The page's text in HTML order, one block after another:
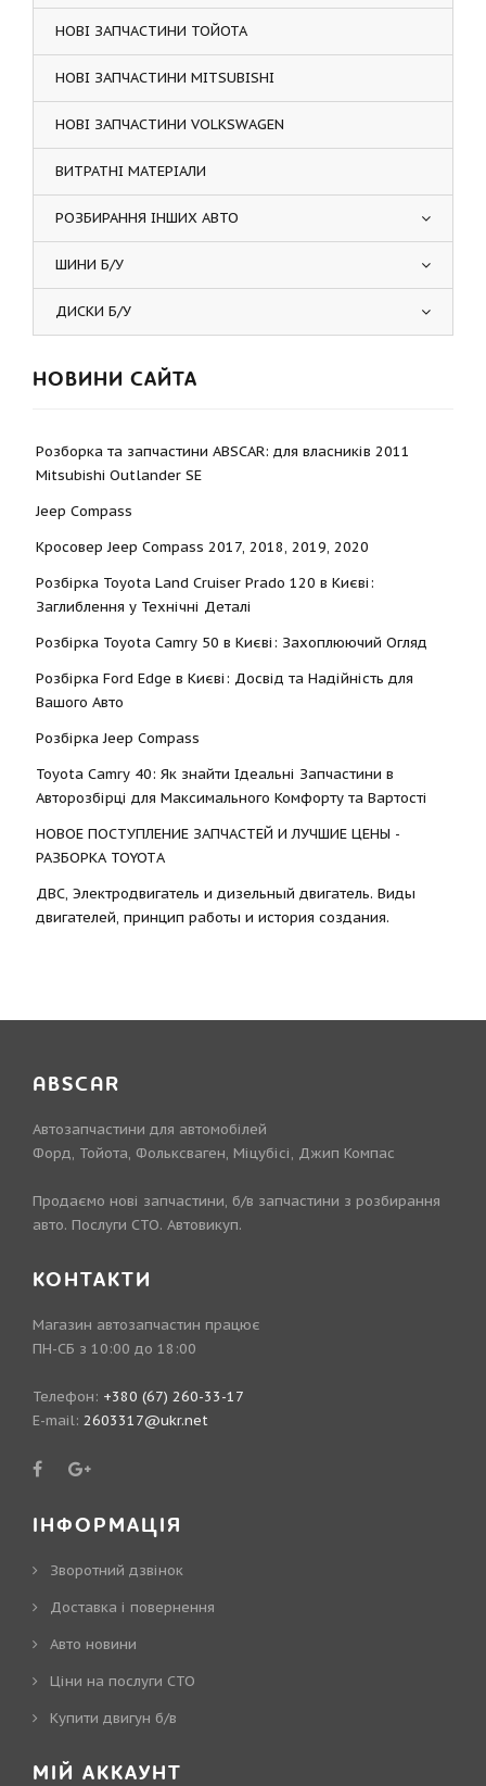
НОВІ ЗАПЧАСТИНИ ТОЙОТА
НОВІ ЗАПЧАСТИНИ MITSUBISHI
НОВІ ЗАПЧАСТИНИ VOLKSWAGEN
ВИТРАТНІ МАТЕРІАЛИ
РОЗБИРАННЯ ІНШИХ АВТО
ШИНИ Б/У
ДИСКИ Б/У
НОВИНИ САЙТА
Розборка та запчастини ABSCAR: для власників 2011
Mitsubishi Outlander SE
Jeep Compass
Кросовер Jeep Compass 2017, 2018, 2019, 2020
Розбірка Toyota Land Cruiser Prado 120 в Києві:
Заглиблення у Технічні Деталі
Розбірка Toyota Camry 50 в Києві: Захоплюючий Огляд
Розбірка Ford Edge в Києві: Досвід та Надійність для
Вашого Авто
Розбірка Jeep Compass
Toyota Camry 40: Як знайти Ідеальні Запчастини в
Авторозбірці для Максимального Комфорту та Вартості
НОВОЕ ПОСТУПЛЕНИЕ ЗАПЧАСТЕЙ И ЛУЧШИЕ ЦЕНЫ -
РАЗБОРКА TOYOTА
ДВС, Электродвигатель и дизельный двигатель. Виды
двигателей, принцип работы и история создания.
ABSCAR
Автозапчастини для автомобілей
Форд, Тойота, Фольксваген, Міцубісі, Джип Компас
Продаємо нові запчастини, б/в запчастини з розбирання
авто. Послуги СТО. Автовикуп.
КОНТАКТИ
Магазин автозапчастин працює
ПН-СБ з 10:00 до 18:00
Телефон: +380 (67) 260-33-17
E-mail: 2603317@ukr.net
ІНФОРМАЦІЯ
Зворотний дзвінок
Доставка і повернення
Авто новини
Ціни на послуги СТО
Купити двигун б/в
МІЙ АККАУНТ